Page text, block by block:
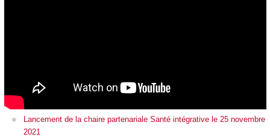
Lancement de la chaire partenariale Santé intégrative le 25 novembre
2021